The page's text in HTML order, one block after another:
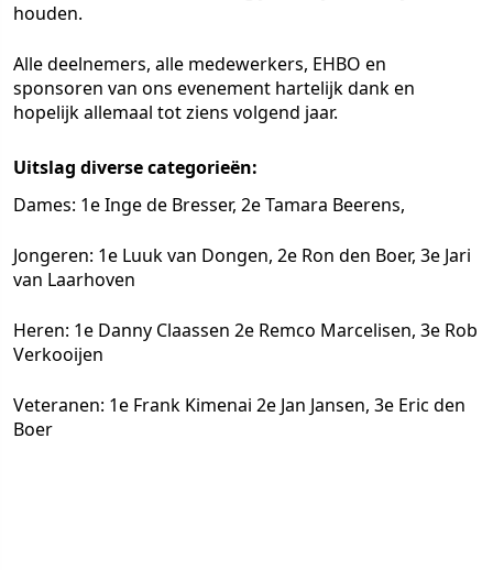
houden.
Alle deelnemers, alle medewerkers, EHBO en
sponsoren van ons evenement hartelijk dank en
hopelijk allemaal tot ziens volgend jaar.
Uitslag diverse categorieën:
Dames: 1e Inge de Bresser, 2e Tamara Beerens,
Jongeren: 1e Luuk van Dongen, 2e Ron den Boer, 3e Jari
van Laarhoven
Heren: 1e Danny Claassen 2e Remco Marcelisen, 3e Rob
Verkooijen
Veteranen: 1e Frank Kimenai 2e Jan Jansen, 3e Eric den
Boer